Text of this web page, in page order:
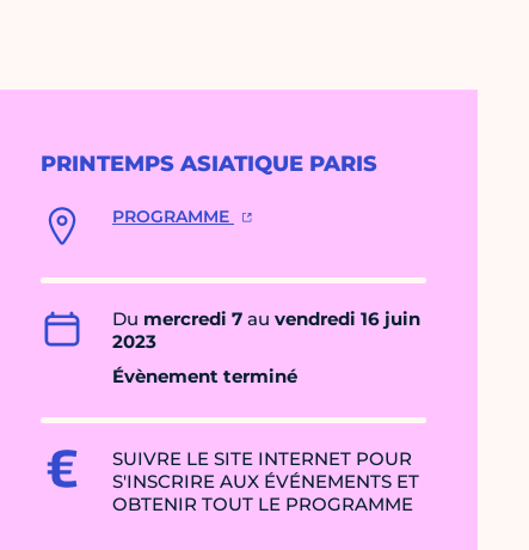
PRINTEMPS ASIATIQUE PARIS
PROGRAMME
Du mercredi 7 au vendredi 16 juin
2023
Évènement terminé
SUIVRE LE SITE INTERNET POUR
S'INSCRIRE AUX ÉVÉNEMENTS ET
OBTENIR TOUT LE PROGRAMME